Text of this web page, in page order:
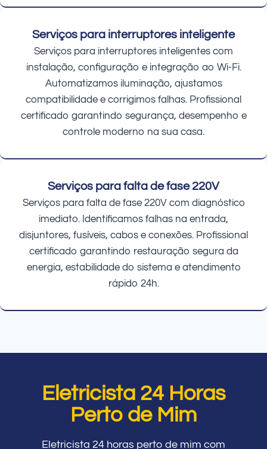
Serviços para interruptores inteligente
Serviços para interruptores inteligentes com
instalação, configuração e integração ao Wi-Fi.
Automatizamos iluminação, ajustamos
compatibilidade e corrigimos falhas. Profissional
certificado garantindo segurança, desempenho e
controle moderno na sua casa.
Serviços para falta de fase 220V
Serviços para falta de fase 220V com diagnóstico
imediato. Identificamos falhas na entrada,
disjuntores, fusíveis, cabos e conexões. Profissional
certificado garantindo restauração segura da
energia, estabilidade do sistema e atendimento
rápido 24h.
Eletricista 24 Horas
Perto de Mim
Eletricista 24 horas perto de mim com